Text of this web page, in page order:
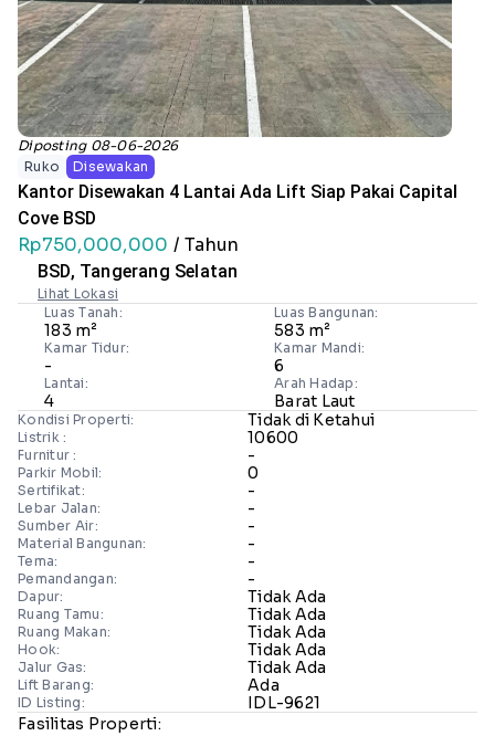
Diposting 08-06-2026
Ruko
Disewakan
Kantor Disewakan 4 Lantai Ada Lift Siap Pakai Capital
Cove BSD
Rp750,000,000 / Tahun
BSD, Tangerang Selatan
Lihat Lokasi
Luas Tanah:
183 m²
Luas Bangunan:
583 m²
Kamar Tidur:
-
Kamar Mandi:
6
Lantai:
4
Arah Hadap:
Barat Laut
Kondisi Properti: Tidak di Ketahui
Listrik : 10600
Furnitur : -
Parkir Mobil: 0
Sertifikat: -
Lebar Jalan: -
Sumber Air: -
Material Bangunan: -
Tema: -
Pemandangan: -
Dapur: Tidak Ada
Ruang Tamu: Tidak Ada
Ruang Makan: Tidak Ada
Hook: Tidak Ada
Jalur Gas: Tidak Ada
Lift Barang: Ada
ID Listing:
IDL-9621
Fasilitas Properti: